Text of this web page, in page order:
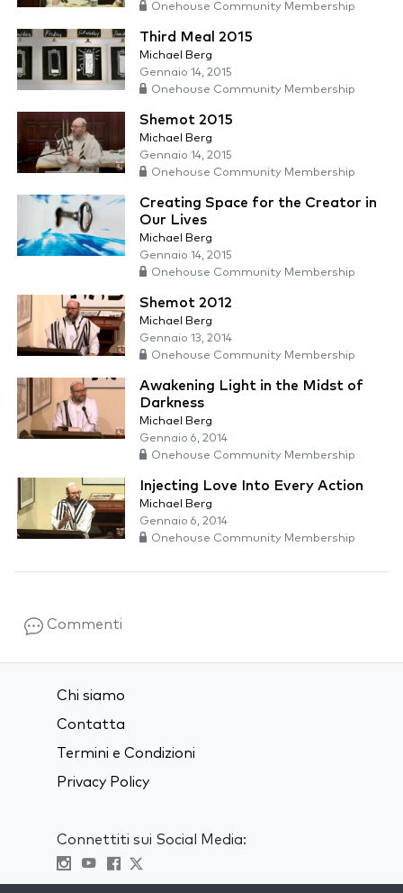
Onehouse Community Membership
Third Meal 2015
Michael Berg
Gennaio 14, 2015
Onehouse Community Membership
Shemot 2015
Michael Berg
Gennaio 14, 2015
Onehouse Community Membership
Creating Space for the Creator in
Our Lives
Michael Berg
Gennaio 14, 2015
Onehouse Community Membership
Shemot 2012
Michael Berg
Gennaio 13, 2014
Onehouse Community Membership
Awakening Light in the Midst of
Darkness
Michael Berg
Gennaio 6, 2014
Onehouse Community Membership
Injecting Love Into Every Action
Michael Berg
Gennaio 6, 2014
Onehouse Community Membership
Commenti
Chi siamo
Contatta
Termini e Condizioni
Privacy Policy
Connettiti sui Social Media: